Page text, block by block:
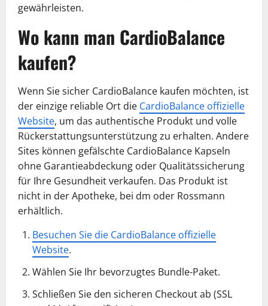
gewährleisten.
Wo kann man CardioBalance
kaufen?
Wenn Sie sicher CardioBalance kaufen möchten, ist
der einzige reliable Ort die CardioBalance offizielle
Website, um das authentische Produkt und volle
Rückerstattungsunterstützung zu erhalten. Andere
Sites können gefälschte CardioBalance Kapseln
ohne Garantieabdeckung oder Qualitätssicherung
für Ihre Gesundheit verkaufen. Das Produkt ist
nicht in der Apotheke, bei dm oder Rossmann
erhältlich.
Besuchen Sie die CardioBalance offizielle
Website.
Wählen Sie Ihr bevorzugtes Bundle-Paket.
Schließen Sie den sicheren Checkout ab (SSL